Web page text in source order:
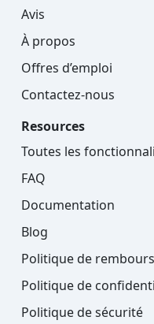
Avis
À propos
Offres d’emploi
Contactez-nous
Resources
Toutes les
FAQ
Documentation
Blog
Politique de
Politique de
Politique de sécurité